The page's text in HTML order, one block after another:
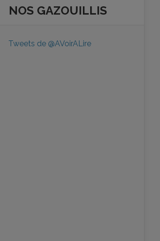
NOS GAZOUILLIS
Tweets de @AVoirALire